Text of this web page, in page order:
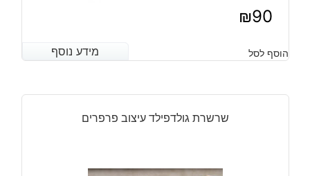
₪90
מידע נוסף הוסף לסל מידע נוסף
שרשרת גולדפילד עיצוב פרפרים